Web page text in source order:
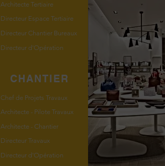
Architecte Tertiaire
Directeur Espace Tertiaire
Directeur Chantier Bureaux
Directeur d'Opération
CHANTIER
Chef de Projets Travaux
Architecte - Pilote Travaux
Architecte - Chantier
Directeur Travaux
Directeur d'Opération